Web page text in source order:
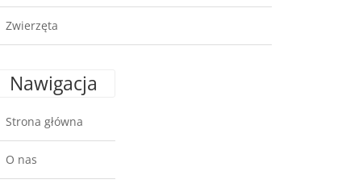
Zwierzęta
Nawigacja
Strona główna
O nas